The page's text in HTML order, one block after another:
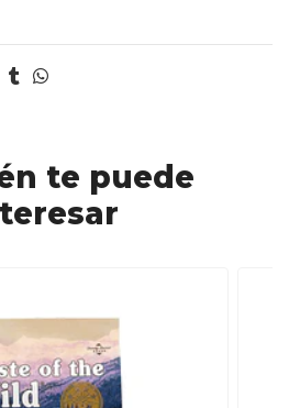
te puede